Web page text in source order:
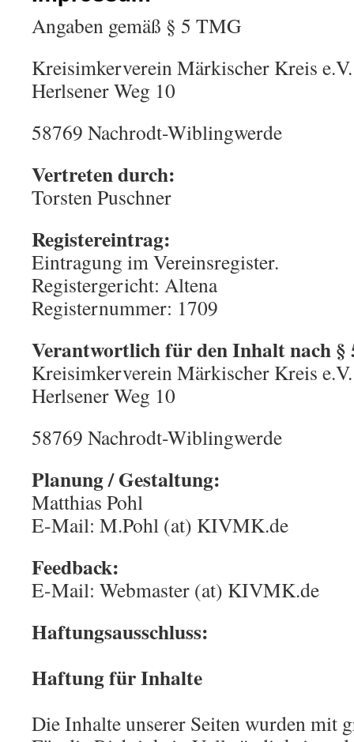
Angaben gemäß § 5 TMG
Kreisimkerverein Märkischer Kreis e.V.
Herlsener Weg 10
58769 Nachrodt-Wiblingwerde
Vertreten durch:
Torsten Puschner
Registereintrag:
Eintragung im Vereinsregister.
Registergericht: Altena
Registernummer: 1709
Verantwortlich für den Inhalt nach §
Kreisimkerverein Märkischer Kreis e.V.
Herlsener Weg 10
58769 Nachrodt-Wiblingwerde
Planung / Gestaltung:
Matthias Pohl
E-Mail: M.Pohl (at) KIVMK.de
Feedback:
E-Mail: Webmaster (at) KIVMK.de
Haftungsausschluss:
Haftung für Inhalte
Die Inhalte unserer Seiten wurden mit